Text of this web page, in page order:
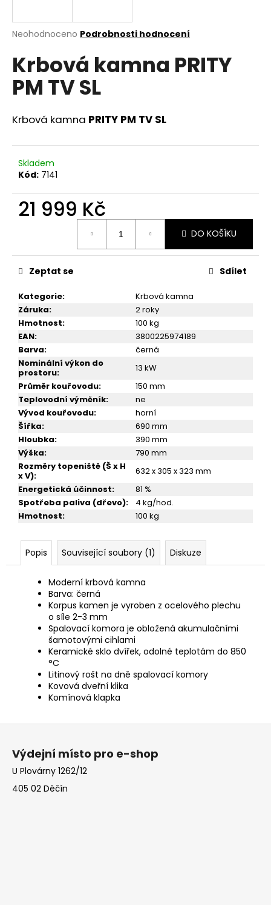
Průměrné
produktu
je
0,0
hvězdiček.
Neohodnoceno Podrobnosti hodnocení
Krbová kamna PRITY
PM TV SL
Krbová kamna PRITY PM TV SL
Skladem
Kód: 7141
21 999 Kč
DO KOŠÍKU
Kategorie:
Krbová kamna
Záruka:
2 roky
Hmotnost:
100 kg
EAN:
3800225974189
Barva:
černá
Nominální výkon do
prostoru:
13 kW
Průměr kouřovodu:
150 mm
Teplovodní výměník:
ne
Vývod kouřovodu:
horní
Šířka:
690 mm
Hloubka:
390 mm
Výška:
790 mm
Rozměry topeniště (Š x H
x V):
632 x 305 x 323 mm
Energetická účinnost:
81 %
Spotřeba paliva (dřevo):
4 kg/hod.
Hmotnost: 100 kg
Zeptat se Sdílet
Popis Související soubory (1) Diskuze
Moderní krbová kamna
Barva: černá
Korpus kamen je vyroben z ocelového plechu
o síle 2-3 mm
Spalovací komora je obložená akumulačními
šamotovými cihlami
Keramické sklo dvířek, odolné teplotám do 850
°C
Litinový rošt na dně spalovací komory
Kovová dveřní klika
Komínová klapka
j
t
?
D
o
p
u
č
e
m
e
KRBOVÁ
KAMNA
VICTORIA
TRIUMPH
16
999
Kč
Z
Výdejní místo pro e-shop
U Plovárny 1262/12
405 02 Děčín